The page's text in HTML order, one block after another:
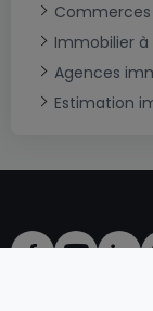
Commerces
Immobilier à
Agences
Estimation